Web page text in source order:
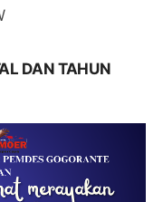
DAN TAHUN